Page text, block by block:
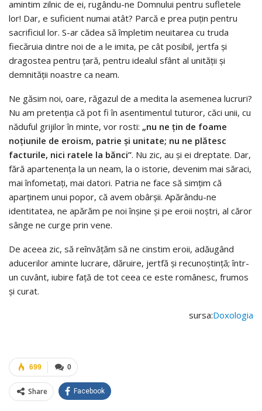
amintim zilnic de ei, rugându-ne Domnului pentru sufletele
lor! Dar, e suficient numai atât? Parcă e prea puțin pentru
sacrificiul lor. S-ar cădea să împletim neuitarea cu truda
fiecăruia dintre noi de a le imita, pe cât posibil, jertfa și
dragostea pentru țară, pentru idealul sfânt al unității și
demnității noastre ca neam.
Ne găsim noi, oare, răgazul de a medita la asemenea lucruri?
Nu am pretenția că pot fi în asentimentul tuturor, căci unii, cu
năduful grijilor în minte, vor rosti: „nu ne țin de foame
noțiunile de eroism, patrie și unitate; nu ne plătesc
facturile, nici ratele la bănci”. Nu zic, au și ei dreptate. Dar,
fără apartenența la un neam, la o istorie, devenim mai săraci,
mai înfometați, mai datori. Patria ne face să simțim că
aparținem unui popor, că avem obârșii. Apărându-ne
identitatea, ne apărăm pe noi înșine și pe eroii noștri, al căror
sânge ne curge prin vene.
De aceea zic, să reînvățăm să ne cinstim eroii, adăugând
aducerilor aminte lucrare, dăruire, jertfă și recunoștință; într-
un cuvânt, iubire față de tot ceea ce este românesc, frumos
şi curat.
sursa:Doxologia
0
699
Share Facebook